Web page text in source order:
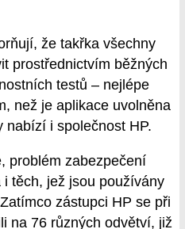
že takřka všechny
prostřednictvím běžných
testů – nejlépe
než je aplikace uvolněna
nabízí i společnost HP.
problém zabezpečení
těch, jež jsou používány
zástupci HP se při
na 76 různých odvětví, již